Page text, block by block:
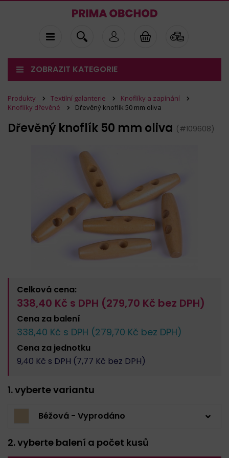
ZOBRAZIT KATEGORIE
Produkty Textilní galanterie
Knoflíky a zapínání
Knoflíky dřevěné
Dřevěný knoflík 50 mm oliva
Dřevěný knoflík 50 mm oliva (#109608)
Celková cena:
338,40 Kč s DPH (279,70 Kč bez DPH)
Cena za balení
338,40 Kč s DPH (279,70 Kč bez DPH)
Cena za jednotku
9,40 Kč s DPH (7,77 Kč bez DPH)
1. vyberte variantu
Béžová - Vyprodáno
2. vyberte balení a počet kusů